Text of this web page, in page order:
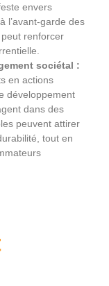
envers
l’avant-garde des
renforcer
sociétal :
en actions
développement
dans des
peuvent attirer
tout en